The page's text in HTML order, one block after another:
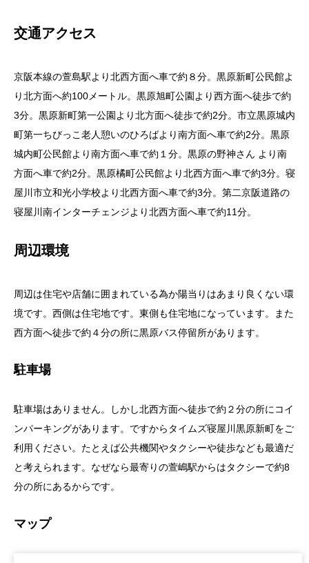
交通アクセス
京阪本線の萱島駅より北西方面へ車で約８分。黒原新町公民館よ
り北方面へ約100メートル。黒原旭町公園より西方面へ徒歩で約
3分。黒原新町第一公園より北方面へ徒歩で約2分。市立黒原城内
町第一ちびっこ老人憩いのひろばより南方面へ車で約2分。黒原
城内町公民館より南方面へ車で約１分。黒原の野神さん より南
方面へ車で約2分。黒原橘町公民館より北西方面へ車で約3分。寝
屋川市立和光小学校より北西方面へ車で約3分。第二京阪道路の
寝屋川南インターチェンジより北西方面へ車で約11分。
周辺環境
周辺は住宅や店舗に囲まれている為か陽当りはあまり良くない環
境です。西側は住宅地です。東側も住宅地になっています。また
西方面へ徒歩で約４分の所に黒原バス停留所があります。
駐車場
駐車場はありません。しかし北西方面へ徒歩で約２分の所にコイ
ンパーキングがあります。ですからタイムズ寝屋川黒原新町をご
利用ください。たとえば公共機関やタクシーや徒歩なども最適だ
と考えられます。なぜなら最寄りの萱嶋駅からはタクシーで約8
分の所にあるからです。
マップ